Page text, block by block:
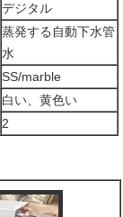
デジタル
蒸発する自動下水管
水
SS/marble
白い、黄色い
2